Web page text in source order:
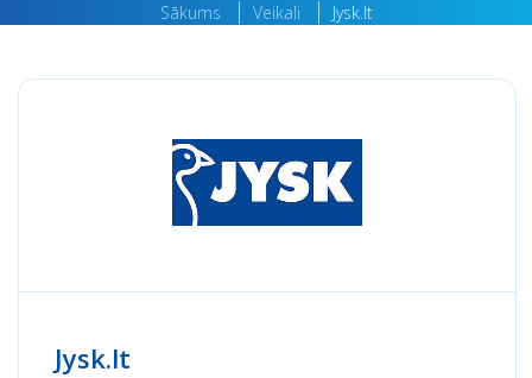
Sākums Veikali Jysk.lt
Jysk.lt